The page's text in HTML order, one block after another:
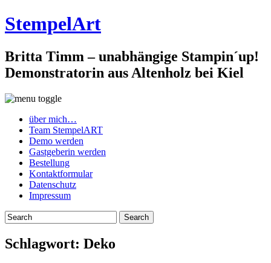
StempelArt
Britta Timm – unabhängige Stampin´up!
Demonstratorin aus Altenholz bei Kiel
über mich…
Team StempelART
Demo werden
Gastgeberin werden
Bestellung
Kontaktformular
Datenschutz
Impressum
Schlagwort: Deko